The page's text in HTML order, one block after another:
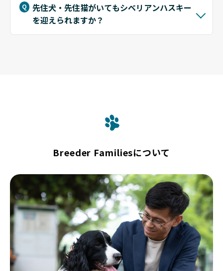
先住犬・先住猫がいてもシベリアンハスキー
を迎えられますか？
Breeder Familiesについて